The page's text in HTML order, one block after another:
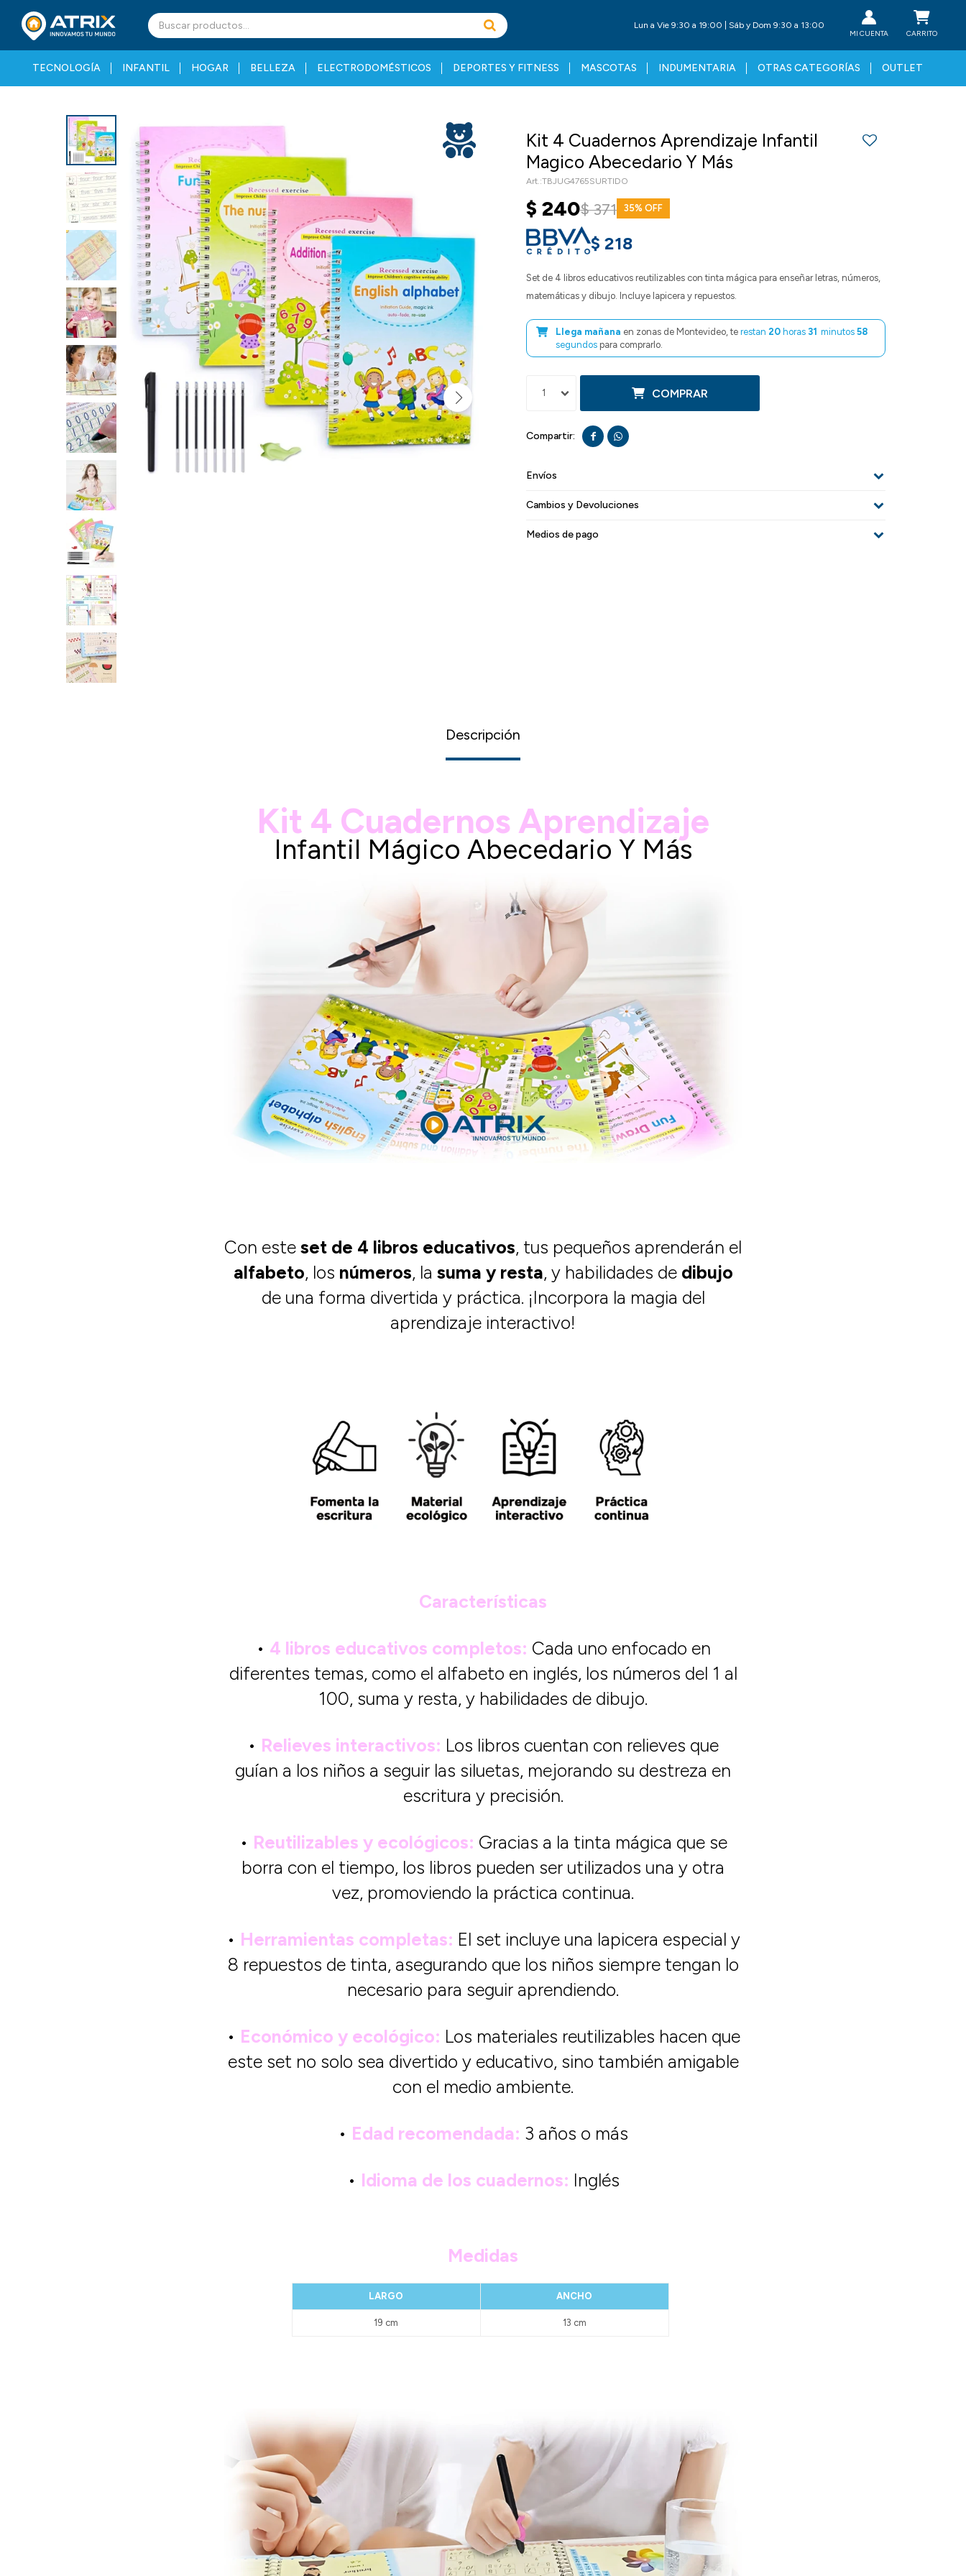
TECNOLOGÍA INFANTIL HOGAR BELLEZA ELECTRODOMÉSTICOS DEPORTES Y FITNESS MASCOTAS INDUMENTARIA OTRAS CATEGORÍAS OUTLET
Lun a Vie 9:30 a 19:00 | Sáb y Dom 9:30 a 13:00
Kit 4 Cuadernos Aprendizaje Infantil
Magico Abecedario Y Más
TBJUG4765SURTIDO
$ 240$371 35
$ 218
Set de 4 libros educativos reutilizables con tinta mágica para enseñar letras, números,
matemáticas y dibujo. Incluye lapicera y repuestos.
Llega mañana en zonas de Montevideo, te restan 20 horas 31 minutos 57
segundos para comprarlo.
1 COMPRAR
 
Envíos
Cambios y Devoluciones
Medios de pago
Descripción
Kit 4 Cuadernos Aprendizaje
Infantil Mágico Abecedario Y Más
Con este set de 4 libros educativos, tus pequeños aprenderán el
alfabeto, los números, la suma y resta, y habilidades de dibujo
de una forma divertida y práctica. ¡Incorpora la magia del
aprendizaje interactivo!
Características
• 4 libros educativos completos: Cada uno enfocado en
diferentes temas, como el alfabeto en inglés, los números del 1 al
100, suma y resta, y habilidades de dibujo.
• Relieves interactivos: Los libros cuentan con relieves que
guían a los niños a seguir las siluetas, mejorando su destreza en
escritura y precisión.
• Reutilizables y ecológicos: Gracias a la tinta mágica que se
borra con el tiempo, los libros pueden ser utilizados una y otra
vez, promoviendo la práctica continua.
• Herramientas completas: El set incluye una lapicera especial y
8 repuestos de tinta, asegurando que los niños siempre tengan lo
necesario para seguir aprendiendo.
• Económico y ecológico: Los materiales reutilizables hacen que
este set no solo sea divertido y educativo, sino también amigable
con el medio ambiente.
• Edad recomendada: 3 años o más
• Idioma de los cuadernos: Inglés
Medidas
LARGO ANCHO
19 cm 13 cm